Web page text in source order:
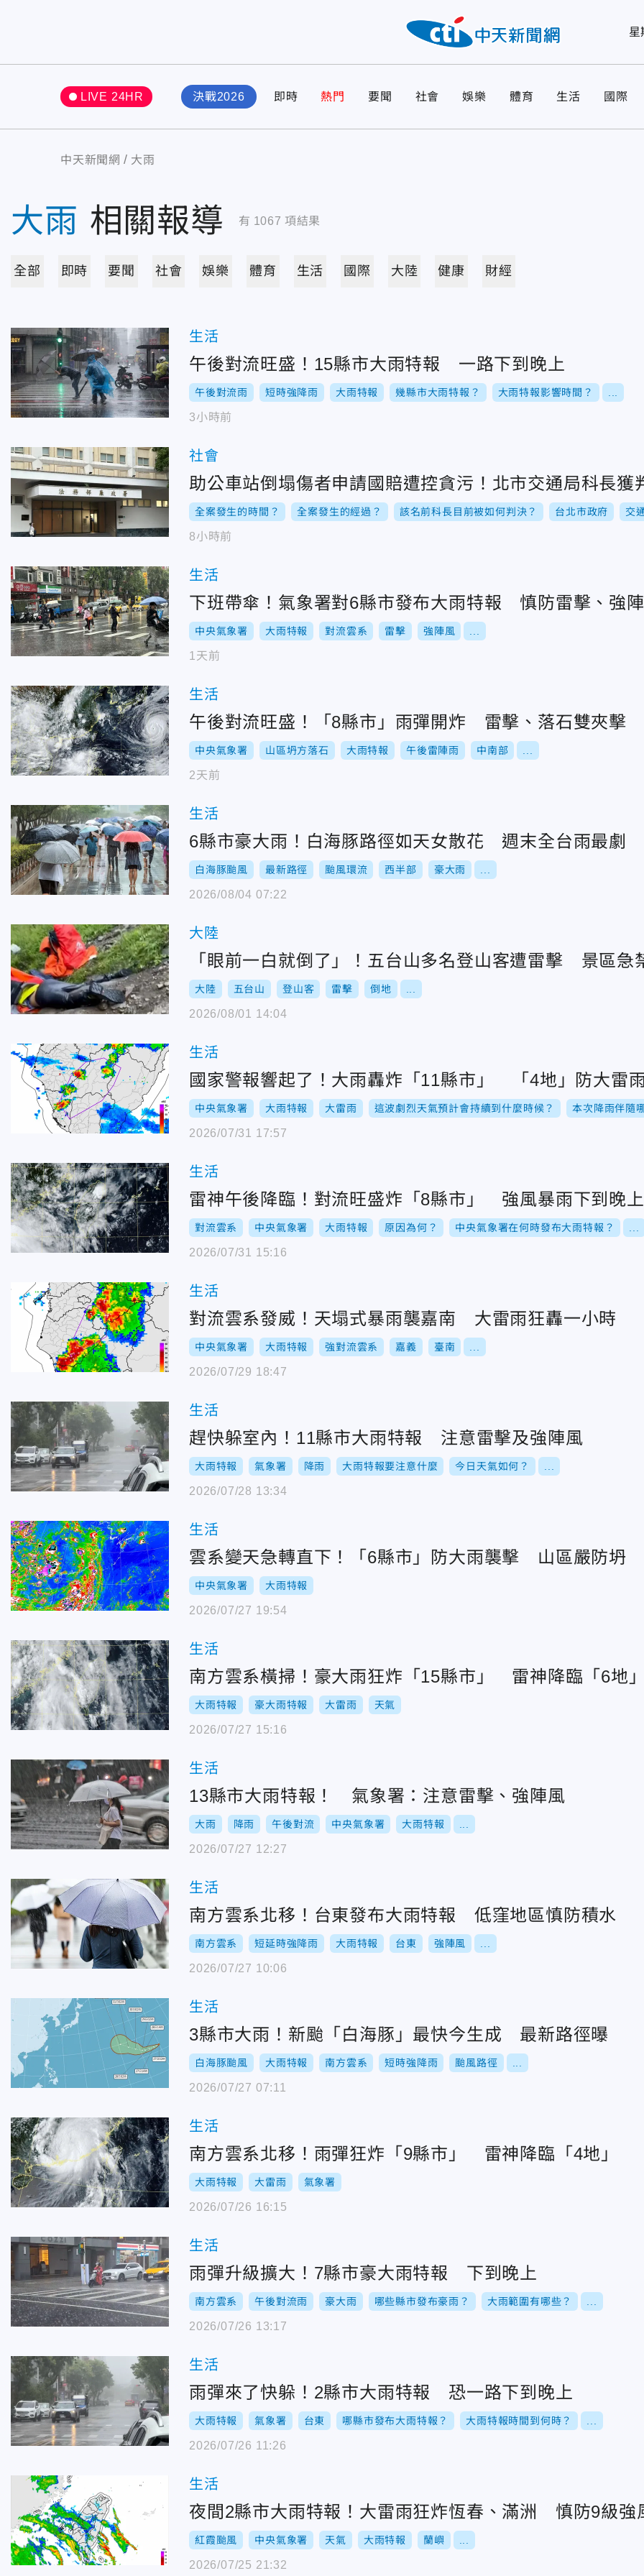
星
LIVE 24HR 決戰2026 即時 熱門 要聞 社會 娛樂 體育 生活 國際
中天新聞網 大雨
大雨 相關報導 有 1067 項結果
全部 即時 要聞 社會 娛樂 體育 生活 國際 大陸 健康 財經
生活
午後對流旺盛！15縣市大雨特報 一路下到晚上
午後對流雨 短時強降雨 大雨特報 幾縣市大雨特報？ 大雨特報影響時間？
3小時前
社會
助公車站倒塌傷者申請國賠遭控貪污！北市交通局科長獲
全案發生的時間？ 全案發生的經過？ 該名前科長目前被如何判決？ 台北市政府 交
8小時前
生活
下班帶傘！氣象署對6縣市發布大雨特報 慎防雷擊、強
中央氣象署 大雨特報 對流雲系 雷擊 強陣風
1天前
生活
午後對流旺盛！「8縣市」雨彈開炸 雷擊、落石雙夾擊
中央氣象署 山區坍方落石 大雨特報 午後雷陣雨 中南部
2天前
生活
6縣市豪大雨！白海豚路徑如天女散花 週末全台雨最劇
白海豚颱風 最新路徑 颱風環流 西半部 豪大雨
2026/08/04 07:22
大陸
「眼前一白就倒了」！五台山多名登山客遭雷擊 景區急
大陸 五台山 登山客 雷擊 倒地
2026/08/01 14:04
生活
國家警報響起了！大雨轟炸「11縣市」 「4地」防大雷
中央氣象署 大雨特報 大雷雨 這波劇烈天氣預計會持續到什麼時候？ 本次降雨伴隨
2026/07/31 17:57
生活
雷神午後降臨！對流旺盛炸「8縣市」 強風暴雨下到晚上
對流雲系 中央氣象署 大雨特報 原因為何？ 中央氣象署在何時發布大雨特報？
2026/07/31 15:16
生活
對流雲系發威！天塌式暴雨襲嘉南 大雷雨狂轟一小時
中央氣象署 大雨特報 強對流雲系 嘉義 臺南
2026/07/29 18:47
生活
趕快躲室內！11縣市大雨特報 注意雷擊及強陣風
大雨特報 氣象署 降雨 大雨特報要注意什麼 今日天氣如何？
2026/07/28 13:34
生活
雲系變天急轉直下！「6縣市」防大雨襲擊 山區嚴防坍
中央氣象署 大雨特報
2026/07/27 19:54
生活
南方雲系橫掃！豪大雨狂炸「15縣市」 雷神降臨「6地
大雨特報 豪大雨特報 大雷雨 天氣
2026/07/27 15:16
生活
13縣市大雨特報！ 氣象署：注意雷擊、強陣風
大雨 降雨 午後對流 中央氣象署 大雨特報
2026/07/27 12:27
生活
南方雲系北移！台東發布大雨特報 低窪地區慎防積水
南方雲系 短延時強降雨 大雨特報 台東 強陣風
2026/07/27 10:06
生活
3縣市大雨！新颱「白海豚」最快今生成 最新路徑曝
白海豚颱風 大雨特報 南方雲系 短時強降雨 颱風路徑
2026/07/27 07:11
生活
南方雲系北移！雨彈狂炸「9縣市」 雷神降臨「4地」
大雨特報 大雷雨 氣象署
2026/07/26 16:15
生活
雨彈升級擴大！7縣市豪大雨特報 下到晚上
南方雲系 午後對流雨 豪大雨 哪些縣市發布豪雨？ 大雨範圍有哪些？
2026/07/26 13:17
生活
雨彈來了快躲！2縣市大雨特報 恐一路下到晚上
大雨特報 氣象署 台東 哪縣市發布大雨特報？ 大雨特報時間到何時？
2026/07/26 11:26
生活
夜間2縣市大雨特報！大雷雨狂炸恆春、滿洲 慎防9級強
紅霞颱風 中央氣象署 天氣 大雨特報 蘭嶼
2026/07/25 21:32